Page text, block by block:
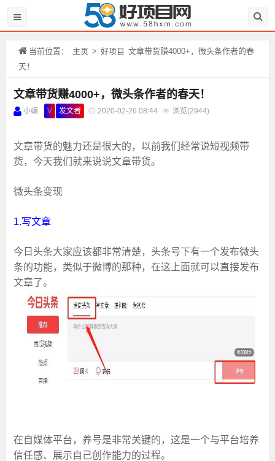
当前位置： 主页 > 好项目 文章带货赚4000+，微头条作者的春
天！
文章带货赚4000+，微头条作者的春天！
小编 V 发文者 2020-02-26 08:44 浏览(2944)
文章带货的魅力还是很大的，以前我们经常说短视频带
货，今天我们就来说说文章带货。
微头条变现
1.写文章
今日头条大家应该都非常清楚，头条号下有一个发布微头
条的功能，类似于微博的那种，在这上面就可以直接发布
文章了。
在自媒体平台，养号是非常关键的，这是一个与平台培养
信任感、展示自己创作能力的过程。